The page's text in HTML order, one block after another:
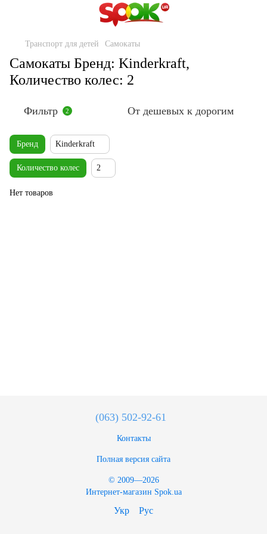
Транспорт для детей Самокаты
Самокаты Бренд: Kinderkraft,
Количество колес: 2
Фильтр 2 От дешевых к дорогим
Бренд Kinderkraft
Количество колес 2
Нет товаров
(063) 502-92-61
Контакты
Полная версия сайта
© 2009—2026
Интернет-магазин Spok.ua
Укр Рус